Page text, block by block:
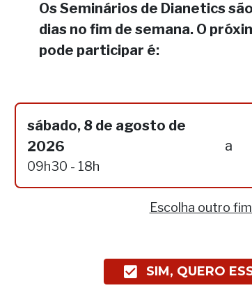
Os Seminários de Dianetics
dias no fim de semana. O
pode participar é:
sábado, 8 de agosto de
2026
09h30 - 18h
a
Escolha outro
SIM, QUERO